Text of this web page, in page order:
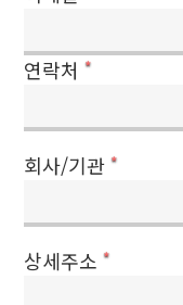
연락처*
회사/기관*
상세주소*